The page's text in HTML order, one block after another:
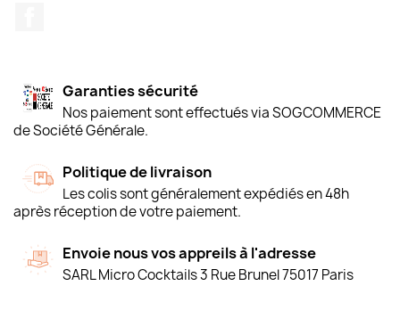
Garanties sécurité
Nos paiement sont effectués via SOGCOMMERCE
de Société Générale.
Politique de livraison
Les colis sont généralement expédiés en 48h
après réception de votre paiement.
Envoie nous vos appreils à l'adresse
SARL Micro Cocktails 3 Rue Brunel 75017 Paris